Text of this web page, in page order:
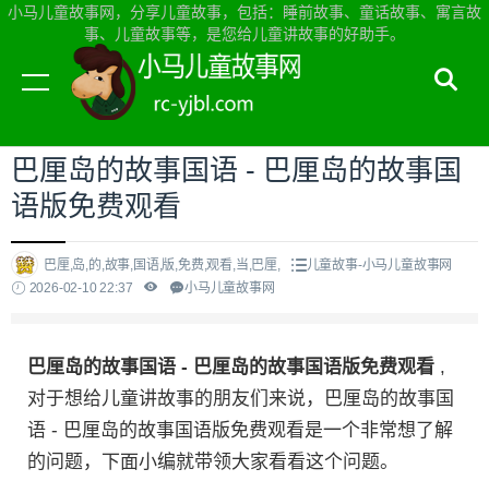
小马儿童故事网，分享儿童故事，包括：睡前故事、童话故事、寓言故
事、儿童故事等，是您给儿童讲故事的好助手。
当前位置：小马儿童故事网首页>儿童故事
巴厘岛的故事国语 - 巴厘岛的故事国
语版免费观看
巴厘,岛,的,故事,国语,版,免费,观看,当,巴厘,
儿童故事-小马儿童故事网
2026-02-10 22:37
小马儿童故事网
巴厘岛的故事国语 - 巴厘岛的故事国语版免费观看 ,
对于想给儿童讲故事的朋友们来说，巴厘岛的故事国
语 - 巴厘岛的故事国语版免费观看是一个非常想了解
的问题，下面小编就带领大家看看这个问题。